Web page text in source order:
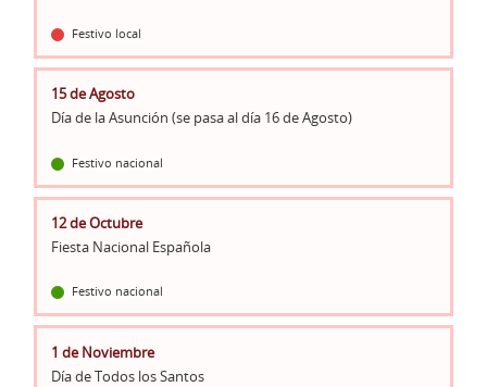
Festivo local
15 de Agosto
Día de la Asunción (se pasa al día 16 de Agosto)
Festivo nacional
12 de Octubre
Fiesta Nacional Española
Festivo nacional
1 de Noviembre
Día de Todos los Santos